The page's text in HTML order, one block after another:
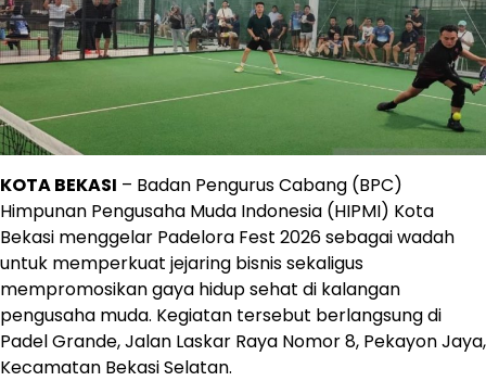
KOTA BEKASI – Badan Pengurus Cabang (BPC)
Himpunan Pengusaha Muda Indonesia (HIPMI) Kota
Bekasi menggelar Padelora Fest 2026 sebagai wadah
untuk memperkuat jejaring bisnis sekaligus
mempromosikan gaya hidup sehat di kalangan
pengusaha muda. Kegiatan tersebut berlangsung di
Padel Grande, Jalan Laskar Raya Nomor 8, Pekayon Jaya,
Kecamatan Bekasi Selatan.